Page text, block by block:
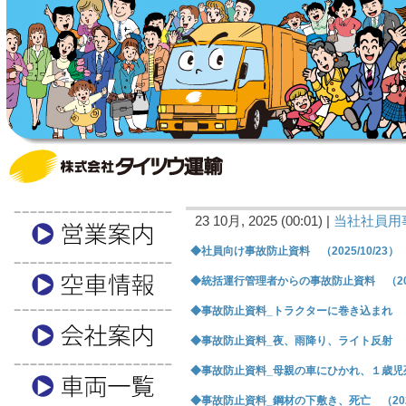
23 10月, 2025 (00:01) | 当社社員用
◆社員向け事故防止資料 （2025/10/23）
◆統括運行管理者からの事故防止資料 （
◆事故防止資料_トラクターに巻き込まれ
◆事故防止資料_夜、雨降り、ライト反射
◆事故防止資料_母親の車にひかれ、１歳
◆事故防止資料_鋼材の下敷き、死亡 （